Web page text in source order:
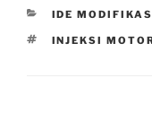
CATEGORIES
IDE
TAGS
INJEKSI